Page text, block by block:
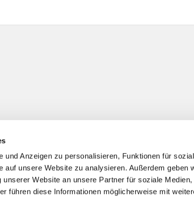
und Anzeigen zu personalisieren, Funktionen für
auf unsere Website zu analysieren. Außerdem geben
Website an unsere Partner für soziale Medien,
führen diese Informationen möglicherweise mit